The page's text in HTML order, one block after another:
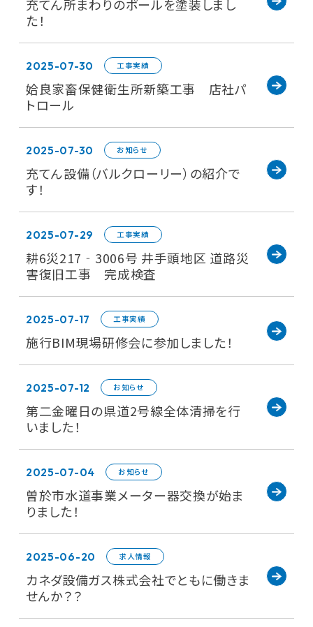
充てん所まわりのポールを塗装しまし
た！
2025-07-30 工事実績
姶良家畜保健衛生所新築工事 店社パ
トロール
2025-07-30 お知らせ
充てん設備（バルクローリー）の紹介で
す！
2025-07-29 工事実績
耕6災217‐3006号 井手頭地区 道路災
害復旧工事 完成検査
2025-07-17 工事実績
施行BIM現場研修会に参加しました！
2025-07-12 お知らせ
第二金曜日の県道2号線全体清掃を行
いました！
2025-07-04 お知らせ
曽於市水道事業メーター器交換が始ま
りました！
2025-06-20 求人情報
カネダ設備ガス株式会社でともに働きま
せんか？？